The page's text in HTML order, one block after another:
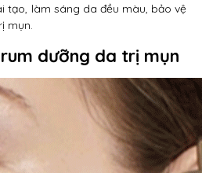
tạo, làm sáng da đều màu, bảo vệ
mụn.
dưỡng da trị mụn